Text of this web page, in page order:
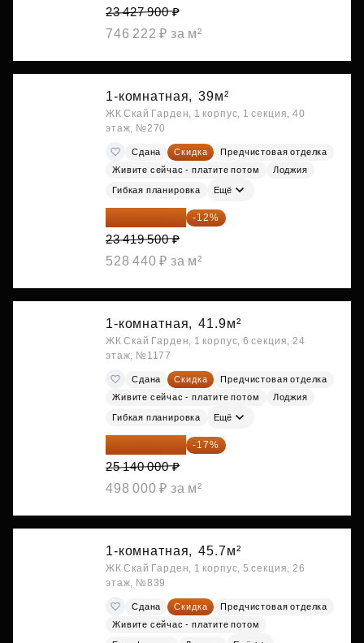
23 427 900 ₽
746 222 ₽ за м²
1-комнатная, 39м²
ЖК Скай Гарден, 1 корпус, 1 секция, 40
этаж, №270
Сдана Скидка
Предчистовая отделка
Живите сейчас - платите потом
Лоджия
Гибкая планировка Ещё
20 609 160 ₽ -12%
23 419 500 ₽
528 440 ₽ за м²
1-комнатная, 41.9м²
ЖК Скай Гарден, 1 корпус, 6 секция, 24
этаж, №1177
Сдана Скидка
Предчистовая отделка
Живите сейчас - платите потом
Лоджия
Гибкая планировка Ещё
20 866 200 ₽ -17%
25 140 000 ₽
498 000 ₽ за м²
1-комнатная, 45.7м²
ЖК Скай Гарден, 1 корпус, 5 секция, 26
этаж, №839
Сдана Скидка
Предчистовая отделка
Живите сейчас - платите потом